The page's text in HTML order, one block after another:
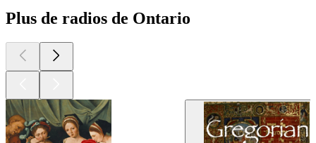
Plus de radios de Ontario